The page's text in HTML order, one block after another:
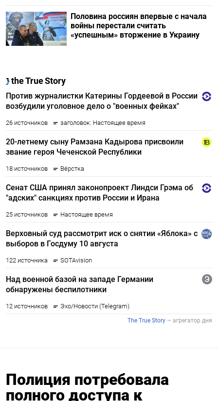
Половина россиян впервые с начала
войны перестали считать
«успешным» вторжение в Украину
Полиция потребовала
полного доступа к